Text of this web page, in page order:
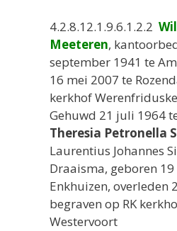
4.2.8.12.1.9.6.1.2.2
Meeteren,
september 1941 te
16 mei 2007 te
kerkhof
Gehuwd 21 juli 1964
Theresia Petronella
Laurentius Johannes
Draaisma, geboren
Enkhuizen, overleden
begraven op RK
Westervoort